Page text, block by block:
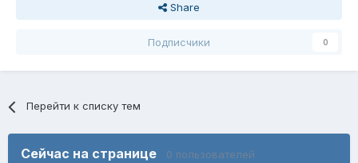
Share
Подписчики 0
Перейти к списку тем
Сейчас на странице 0 пользователей